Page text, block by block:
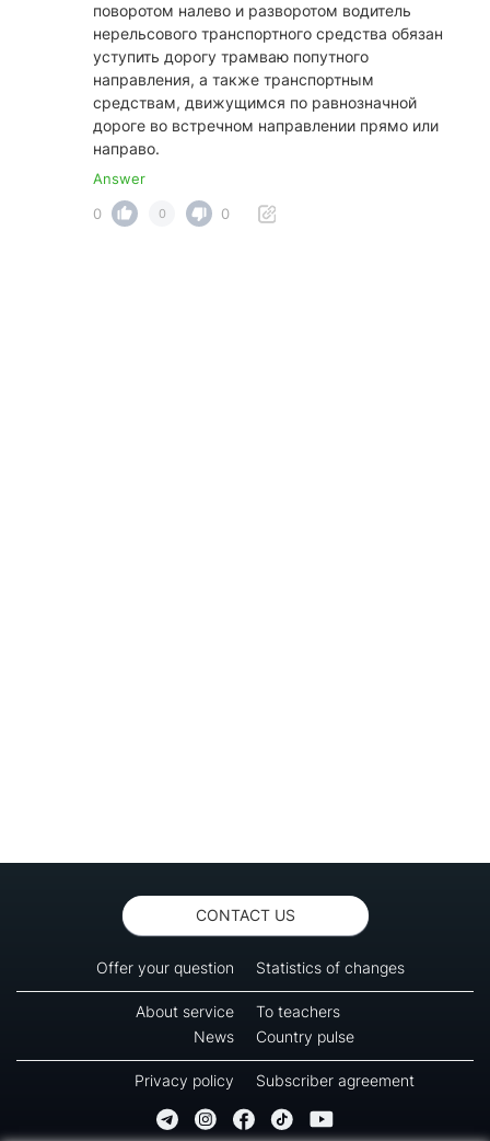
поворотом налево и разворотом водитель
нерельсового транспортного средства обязан
уступить дорогу трамваю попутного
направления, а также транспортным
средствам, движущимся по равнозначной
дороге во встречном направлении прямо или
направо.
Answer
0
0 0
CONTACT US
Offer your question Statistics of changes
About service
To teachers
News
Country pulse
Privacy policy Subscriber agreement